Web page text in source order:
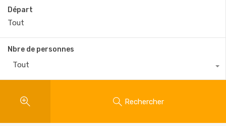
Départ
Nbre de personnes
Tout
Rechercher